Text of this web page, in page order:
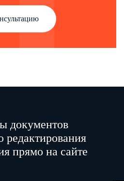
документов
редактирования
прямо на сайте